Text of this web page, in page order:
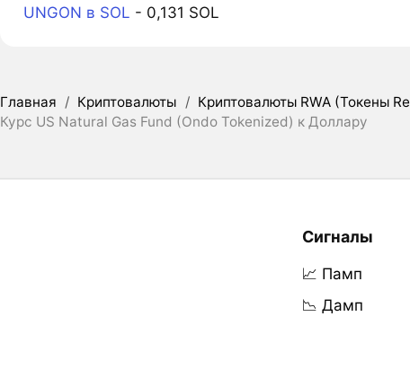
UNGON в SOL - 0,131 SOL
Главная / Криптовалюты / Криптовалюты RWA (Токены
Курс US Natural Gas Fund (Ondo Tokenized) к Доллару
Сигналы
📈 Памп
📉 Дамп